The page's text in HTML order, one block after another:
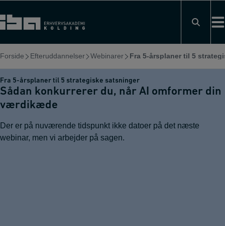
til
indholdet
Forside Efteruddannelser Webinarer Fra 5-årsplaner til 5
Fra 5-årsplaner til 5 strategiske satsninger
Sådan konkurrerer du, når AI omformer din
værdikæde
Der er på nuværende tidspunkt ikke datoer på det næste
webinar, men vi arbejder på sagen.